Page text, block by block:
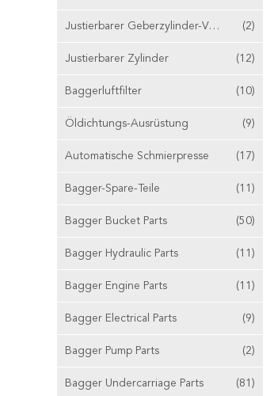
Justierbarer Geberzylinder-Ventilstößel (2)
Justierbarer Zylinder (12)
Baggerluftfilter (10)
Öldichtungs-Ausrüstung (9)
Automatische Schmierpresse (17)
Bagger-Spare-Teile (11)
Bagger Bucket Parts (50)
Bagger Hydraulic Parts (11)
Bagger Engine Parts (11)
Bagger Electrical Parts (9)
Bagger Pump Parts (2)
Bagger Undercarriage Parts (81)